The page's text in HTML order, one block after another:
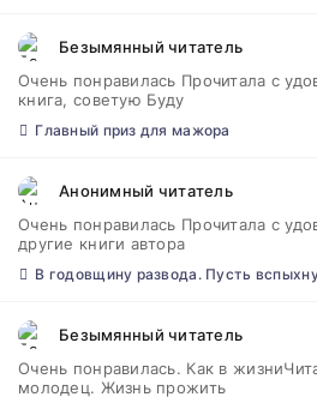
Безымянный читатель
Очень понравилась Прочитала с
книга, советую Буду
Главный приз для мажора
Анонимный читатель
Очень понравилась Прочитала с
другие книги автора
В годовщину развода. Пусть
Безымянный читатель
Очень понравилась. Как в
молодец. Жизнь прожить